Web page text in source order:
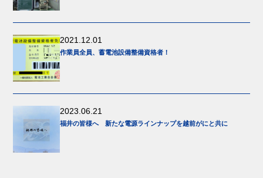
2021.12.01
作業員全員、蓄電池設備整備資格者！
2023.06.21
福井の皆様へ 新たな電源ラインナップを越前がにと共に